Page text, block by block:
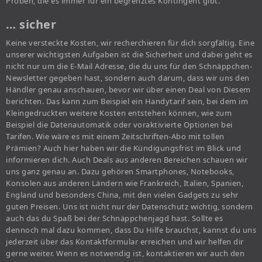
… sicher
Keine versteckte Kosten, wir recherchieren für dich sorgfältig. Eine
unserer wichtigsten Aufgaben ist die Sicherheit und dabei geht es
nicht nur um die E-Mail Adresse, die du uns für den Schnäppchen-
Newsletter gegeben hast, sondern auch darum, dass wir uns den
Händler genau anschauen, bevor wir über einen Deal von Diesem
berichten. Das kann zum Beispiel ein Handytarif sein, bei dem im
Kleingedruckten weitere Kosten entstehen können, wie zum
Beispiel die Datenautomatik oder voraktivierte Optionen bei
Tarifen. Wie wäre es mit einem Zeitschriften-Abo mit tollen
Prämien? Auch hier haben wir die Kündigungsfrist im Blick und
informieren dich. Auch Deals aus anderen Bereichen schauen wir
uns ganz genau an. Dazu gehören Smartphones, Notebooks,
Konsolen aus anderen Ländern wie Frankreich, Italien, Spanien,
England und besonders China, mit den vielen Gadgets zu sehr
guten Preisen. Uns ist nicht nur der Datenschutz wichtig, sondern
auch das du Spaß bei der Schnäppchenjagd hast. Sollte es
dennoch mal dazu kommen, dass Du Hilfe brauchst, kannst du uns
jederzeit über das Kontaktformular erreichen und wir helfen dir
gerne weiter. Wenn es notwendig ist, kontaktieren wir auch den